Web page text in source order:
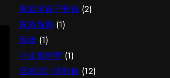
基礎認知。很多誤解往往源於資訊
不足或一知半解，因此花點時間了
解它的本質與背景，是值得的投
資。 它的重要性 認真了解簿記服
務的好處顯而易見：當你清楚自己
面對的選擇與條件，便更容易避開
尷尬，讓每一分付出都用得其所。
如何選擇 在考慮腳腫 解決時，建
議從自己的實際需要出發，比較不
同選擇的特點與條件，而非單看價
錢或表面資訊。多參考可靠來源、
細閱詳情，有助找到最切合需要的
境，對試管嬰兒的要求也不一樣。
先想清楚自己最常遇到的情況與優
先考量，再作選擇，就能避免買了
用不上、或選了不合適的尷尬，讓
每一分付出都用得其所。 如何選
擇 在考慮試管嬰兒時，建議從自
家庭與親子關係 (2)
家政服務 (1)
寵物 (1)
小企業經營 (1)
居家設計與裝修 (12)